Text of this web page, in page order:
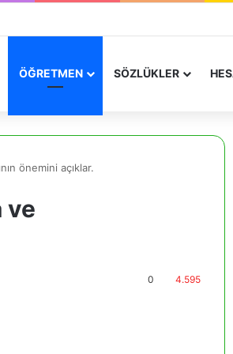
ÖĞRETMEN SÖZLÜKLER
önemini açıklar.
ve
0 4.595